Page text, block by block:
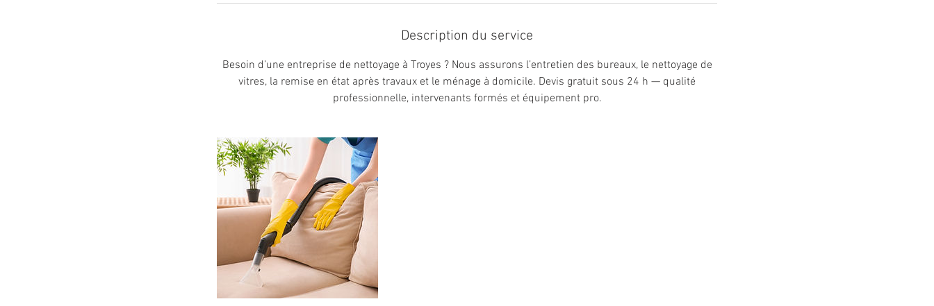
Description du service
Besoin d’une entreprise de nettoyage à Troyes ? Nous assurons l’entretien des bureaux, le nettoyage de
vitres, la remise en état après travaux et le ménage à domicile. Devis gratuit sous 24 h — qualité
professionnelle, intervenants formés et équipement pro.